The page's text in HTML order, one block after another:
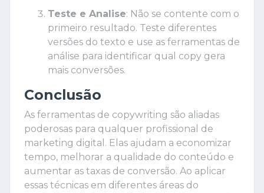
Teste e Analise: Não se contente com o
primeiro resultado. Teste diferentes
versões do texto e use as ferramentas de
análise para identificar qual copy gera
mais conversões.
Conclusão
As ferramentas de copywriting são aliadas
poderosas para qualquer profissional de
marketing digital. Elas ajudam a economizar
tempo, melhorar a qualidade do conteúdo e
aumentar as taxas de conversão. Ao aplicar
essas técnicas em diferentes áreas do